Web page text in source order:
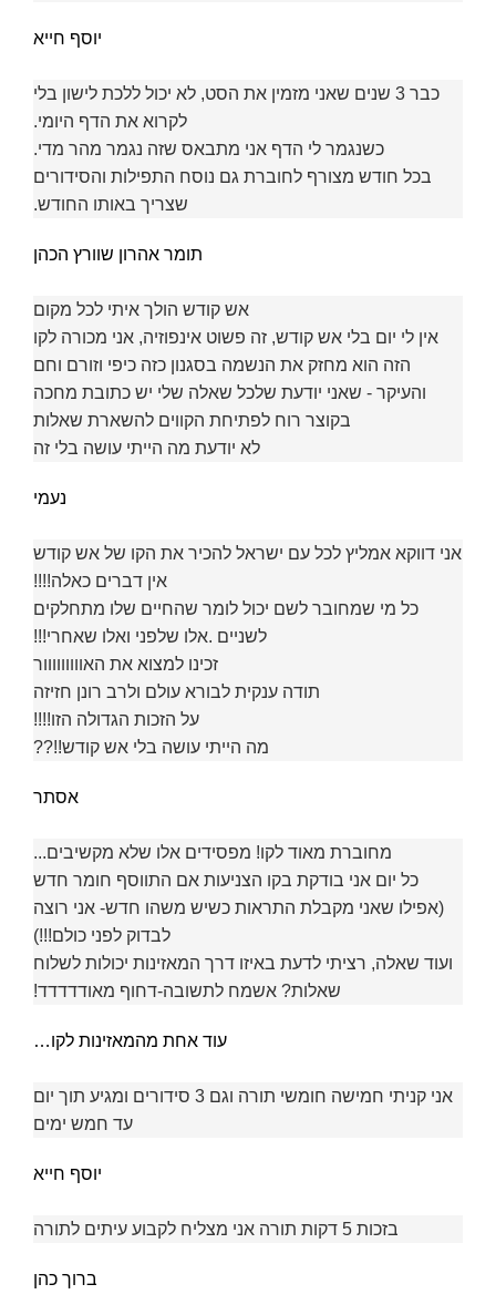
יוסף חייא
כבר 3 שנים שאני מזמין את הסט, לא יכול ללכת לישון בלי
לקרוא את הדף היומי.
כשנגמר לי הדף אני מתבאס שזה נגמר מהר מדי.
בכל חודש מצורף לחוברת גם נוסח התפילות והסידורים
שצריך באותו החודש.
תומר אהרון שוורץ הכהן
אש קודש הולך איתי לכל מקום
אין לי יום בלי אש קודש, זה פשוט אינפוזיה, אני מכורה לקו
הזה הוא מחזק את הנשמה בסגנון כזה כיפי וזורם וחם
והעיקר - שאני יודעת שלכל שאלה שלי יש כתובת מחכה
בקוצר רוח לפתיחת הקווים להשארת שאלות
לא יודעת מה הייתי עושה בלי זה
נעמי
אני דווקא אמליץ לכל עם ישראל להכיר את הקו של אש קודש
אין דברים כאלה!!!!
כל מי שמחובר לשם יכול לומר שהחיים שלו מתחלקים
לשניים .אלו שלפני ואלו שאחרי!!!
זכינו למצוא את האווווווווור
תודה ענקית לבורא עולם ולרב רונן חזיזה
על הזכות הגדולה הזו!!!!
מה הייתי עושה בלי אש קודש!!??
אסתר
מחוברת מאוד לקו! מפסידים אלו שלא מקשיבים...
כל יום אני בודקת בקו הצניעות אם התווסף חומר חדש
(אפילו שאני מקבלת התראות כשיש משהו חדש- אני רוצה
לבדוק לפני כולם!!!)
ועוד שאלה, רציתי לדעת באיזו דרך המאזינות יכולות לשלוח
שאלות? אשמח לתשובה-דחוף מאודדדדד!
עוד אחת מהמאזינות לקו…
אני קניתי חמישה חומשי תורה וגם 3 סידורים ומגיע תוך יום
עד חמש ימים
יוסף חייא
בזכות 5 דקות תורה אני מצליח לקבוע עיתים לתורה
ברוך כהן